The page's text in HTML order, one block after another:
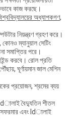
কাজ করছে।
অধ্যাপকগণ,
নিয়ন্ত্রণ গ্রহণ করে।
কোনও ম্যানুয়াল সেটিং
সমাপ্তির পরে।
করবে। রোল প্রতি
ঘূর্ণায়মান জাল মেশিন
প্রয়োজন, শ্রমের ব্যয়
ldালাই বৈদ্যুতিন শীতল
এবং ldালাই